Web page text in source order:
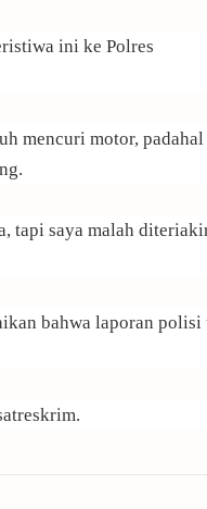
ini ke Polres
mencuri motor, padahal
tapi saya malah
bahwa laporan polisi